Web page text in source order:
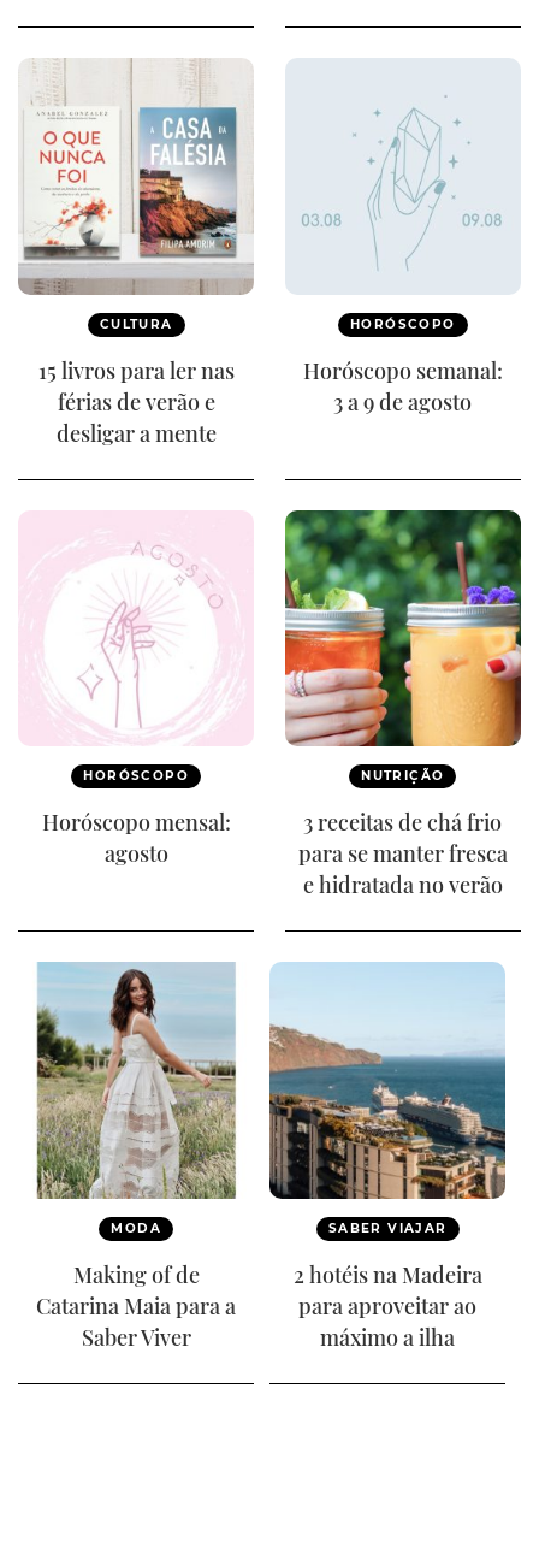
CULTURA
15 livros para ler nas
férias de verão e
desligar a mente
HORÓSCOPO
Horóscopo semanal:
3 a 9 de agosto
HORÓSCOPO
Horóscopo mensal:
agosto
NUTRIÇÃO
3 receitas de chá frio
para se manter fresca
e hidratada no verão
MODA
Making of de
Catarina Maia para a
Saber Viver
SABER VIAJAR
2 hotéis na Madeira
para aproveitar ao
máximo a ilha